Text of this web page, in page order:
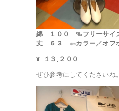
綿 １００ %フリーサイ
丈 ６３ ㎝カラー／オフ
¥ １３,２００
ぜひ参考にしてくださいね。